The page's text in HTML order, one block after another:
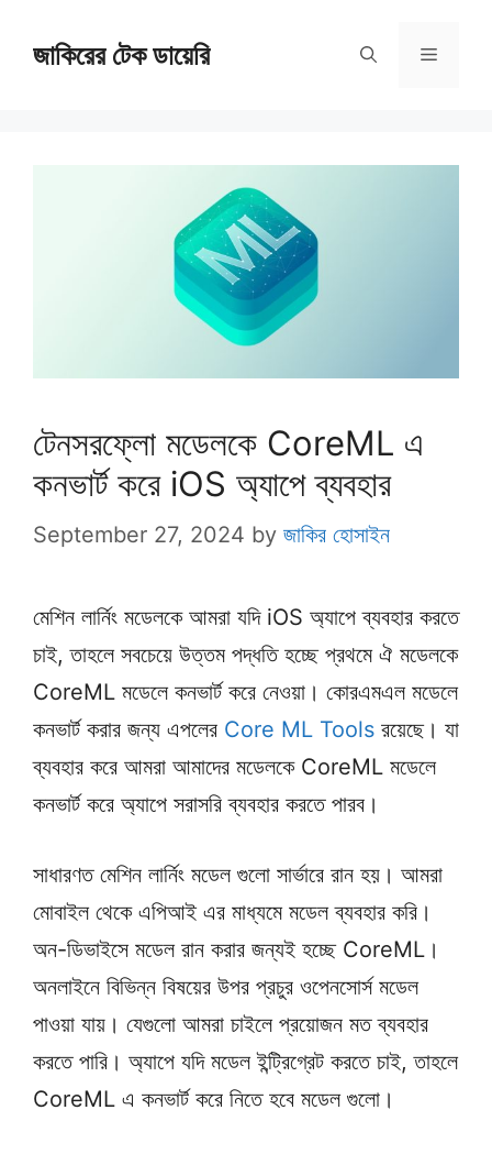
জাকিরের টেক ডায়েরি Menu
টেনসরফ্লো মডেলকে CoreML এ
কনভার্ট করে iOS অ্যাপে ব্যবহার
September 27, 2024 by জাকির হোসাইন
মেশিন লার্নিং মডেলকে আমরা যদি iOS অ্যাপে ব্যবহার করতে
চাই, তাহলে সবচেয়ে উত্তম পদ্ধতি হচ্ছে প্রথমে ঐ মডেলকে
CoreML মডেলে কনভার্ট করে নেওয়া। কোরএমএল মডেলে
কনভার্ট করার জন্য এপলের Core ML Tools রয়েছে। যা
ব্যবহার করে আমরা আমাদের মডেলকে CoreML মডেলে
কনভার্ট করে অ্যাপে সরাসরি ব্যবহার করতে পারব।
সাধারণত মেশিন লার্নিং মডেল গুলো সার্ভারে রান হয়। আমরা
মোবাইল থেকে এপিআই এর মাধ্যমে মডেল ব্যবহার করি।
অন-ডিভাইসে মডেল রান করার জন্যই হচ্ছে CoreML।
অনলাইনে বিভিন্ন বিষয়ের উপর প্রচুর ওপেনসোর্স মডেল
পাওয়া যায়। যেগুলো আমরা চাইলে প্রয়োজন মত ব্যবহার
করতে পারি। অ্যাপে যদি মডেল ইন্ট্রিগ্রেট করতে চাই, তাহলে
CoreML এ কনভার্ট করে নিতে হবে মডেল গুলো।